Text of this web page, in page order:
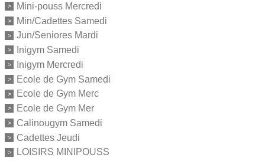
Mini-pouss Mercredi
Min/Cadettes Samedi
Jun/Seniores Mardi
Inigym Samedi
Inigym Mercredi
Ecole de Gym Samedi
Ecole de Gym Merc
Ecole de Gym Mer
Calinougym Samedi
Cadettes Jeudi
LOISIRS MINIPOUSS